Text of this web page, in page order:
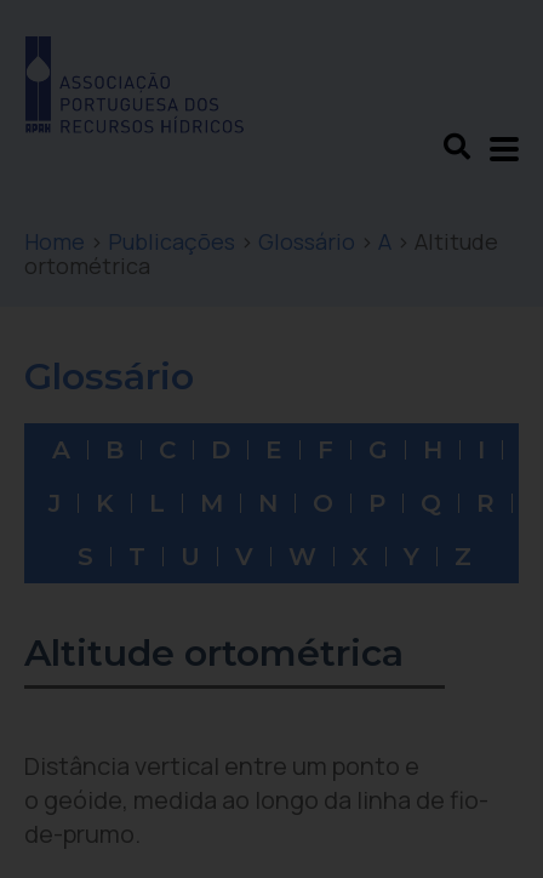
Home > Publicações > Glossário > A > Altitude
ortométrica
Glossário
A B C D E F G H
I
J
K L M N O P Q
R
S
T U V W X Y Z
Altitude ortométrica
Distância vertical entre um ponto e
o geóide, medida ao longo da linha de fio-
de-prumo.